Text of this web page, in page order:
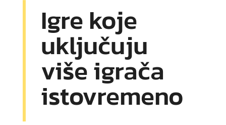
Igre koje
uključuju
više igrača
istovremeno